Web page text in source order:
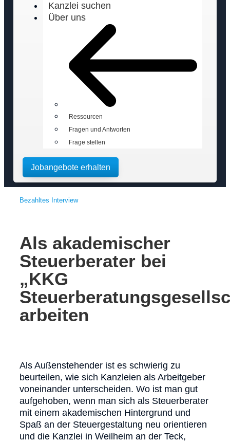
Kanzlei suchen
Über uns
Ressourcen
Fragen und Antworten
Frage stellen
Jobangebote erhalten
Bezahltes Interview
Als akademischer
Steuerberater bei
„KKG
arbeiten
Als Außenstehender ist es schwierig zu
beurteilen, wie sich Kanzleien als Arbeitgeber
voneinander unterscheiden. Wo ist man gut
aufgehoben, wenn man sich als Steuerberater
mit einem akademischen Hintergrund und
Spaß an der Steuergestaltung neu orientieren
und die Kanzlei in Weilheim an der Teck,